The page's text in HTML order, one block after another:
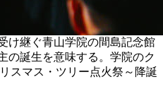
け継ぐ青山学院の間島記念館
の誕生を意味する。学院のク
スマス・ツリー点火祭～降誕